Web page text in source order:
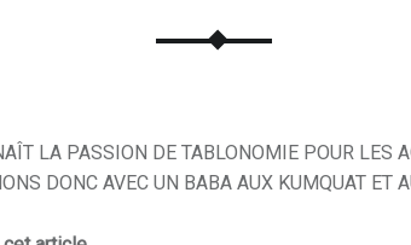
LA PASSION DE TABLONOMIE POUR LES
DONC AVEC UN BABA AUX KUMQUAT ET